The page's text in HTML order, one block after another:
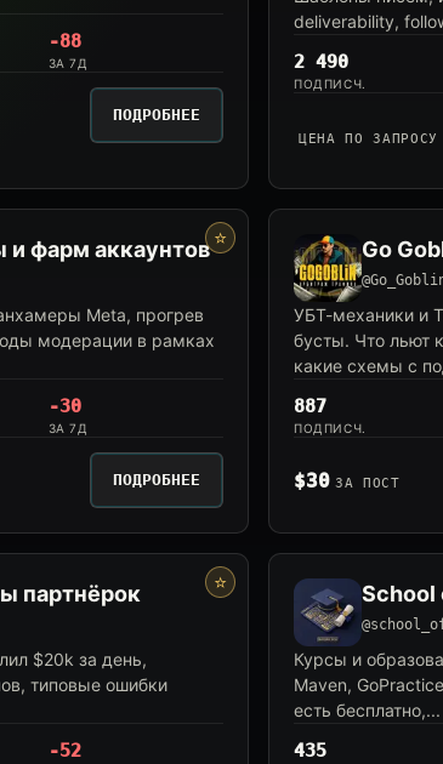
-88
ЗА 7Д
ПОДРОБНЕЕ
deliverability,
2 490
ПОДПИСЧ.
ЦЕНА ПО ЗАПРОСУ
⭐
и фарм аккаунтов
Meta, прогрев
модерации в рамках
-30
ЗА 7Д
ПОДРОБНЕЕ
Go
УБТ-механики и
бусты. Что льют
какие схемы с
887
ПОДПИСЧ.
$30 ЗА ПОСТ
⭐
партнёрок
$20k за день,
типовые ошибки
-52
School
Курсы и
Maven,
есть бесплатно,...
435